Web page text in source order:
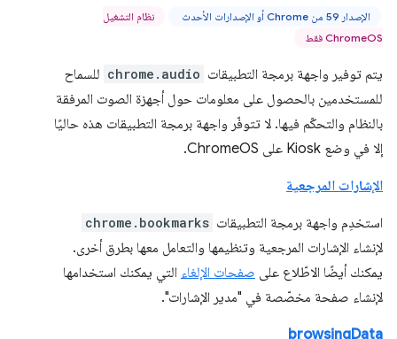
الإصدار 59 من Chrome أو الإصدارات الأحدث
نظام التشغيل
ChromeOS فقط
يتم توفير واجهة برمجة التطبيقات chrome.audio للسماح
للمستخدمين بالحصول على معلومات حول أجهزة الصوت المرفقة
بالنظام والتحكّم فيها. لا تتوفّر واجهة برمجة التطبيقات هذه حاليًا
إلا في وضع Kiosk على ChromeOS.
الإشارات المرجعية
استخدِم واجهة برمجة التطبيقات chrome.bookmarks
لإنشاء الإشارات المرجعية وتنظيمها والتعامل معها بطرق أخرى.
يمكنك أيضًا الاطّلاع على صفحات الإلغاء التي يمكنك استخدامها
لإنشاء صفحة مخصّصة في "مدير الإشارات".
browsingData